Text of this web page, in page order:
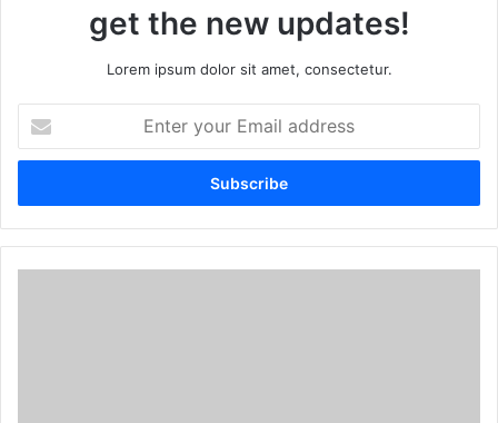
get the new updates!
Lorem ipsum dolor sit amet, consectetur.
t
r
y